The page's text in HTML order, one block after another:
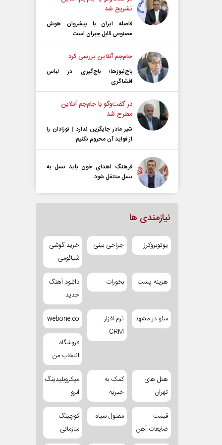
تشریح شد
فاصله ایران با پیشرو‌ان هوش
مصنوعی قابل جبران است
جام‌جم آنلاین بررسی کرد
باج‌نیوزها؛ باج‌گیری در لباس
افشاگری
در گفت‌و‌گو با جام‌جم آنلاین
مطرح شد
شیر مادر جایگزین ندارد | نوزادان را
از فواید آن محروم نکنیم
فرهنگ اهدای خون باید نسل به
نسل منتقل شود
نیازمندی ها
یوتوبروکرز جراحی بینی
خرید گوشی
شیائومی
هزینه پست بخورات
دانلود آهنگ
جدید
سئو در مشهد
نرم افزار
CRM
webone.co
فروشگاه
انتخاب من
هتل های
تهران
کمک به
خیریه
میکروبلیدینگ
ابرو
قیمت
ضایعات آهن
مفتول سیاه
کوچینگ
سازمانی